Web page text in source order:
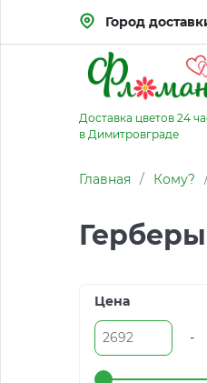
Город
Доставка цветов 24
в Димитровграде
Главная / Кому?
Цена
-